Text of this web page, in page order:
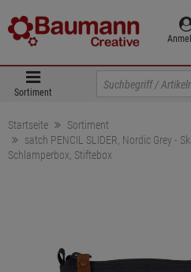
Sortiment
Startseite
Sortiment
satch PENCIL SLIDER, Nordic Grey -
Schlamperbox, Stiftebox